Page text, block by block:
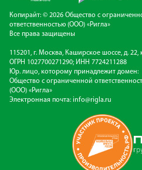
Копирайт: © 2026 Общество с
ответственностью (ООО) «Ригла»
Все права защищены
115201, г. Москва, Каширское шоссе, д. 22,
ОГРН 1027700271290; ИНН 7724211288
Юр. лицо, которому принадлежит домен:
Общество с ограниченной
(ООО) «Ригла»
Электронная почта: info@rigla.ru